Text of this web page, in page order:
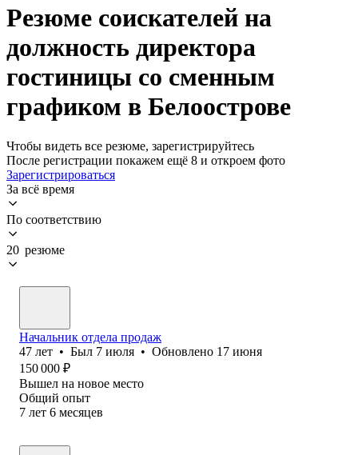
Резюме соискателей на
должность директора
гостиницы со сменным
графиком в Белоострове
Чтобы видеть все резюме, зарегистрируйтесь
После регистрации покажем ещё 8 и откроем фото
Зарегистрироваться
За всё время
По соответствию
20 резюме
Начальник отдела продаж
47 лет • Был 7 июля • Обновлено 17 июня
150 000 ₽
Вышел на новое место
Общий опыт
7 лет 6 месяцев